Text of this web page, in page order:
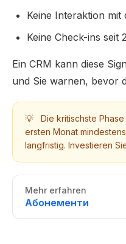
Keine Interaktion mit
Keine Check-ins seit
Ein CRM kann diese
und Sie warnen, bevor
💡
Die kritischste
ersten Monat
langfristig. Investieren
Mehr erfahren
Абонементи